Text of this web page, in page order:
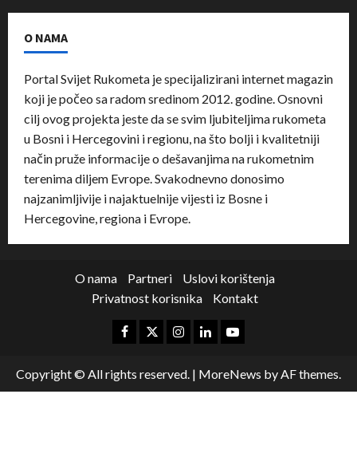
O NAMA
Portal Svijet Rukometa je specijalizirani internet magazin
koji je počeo sa radom sredinom 2012. godine. Osnovni
cilj ovog projekta jeste da se svim ljubiteljima rukometa
u Bosni i Hercegovini i regionu, na što bolji i kvalitetniji
način pruže informacije o dešavanjima na rukometnim
terenima diljem Evrope. Svakodnevno donosimo
najzanimljivije i najaktuelnije vijesti iz Bosne i
Hercegovine, regiona i Evrope.
O nama Partneri
Uslovi korištenja
Privatnost korisnika
Kontakt
Copyright © All rights reserved. | MoreNews by AF themes.